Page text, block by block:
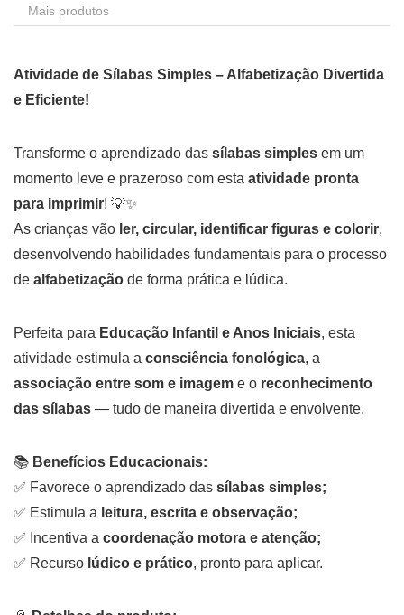
Mais produtos
Atividade de Sílabas Simples – Alfabetização Divertida
e Eficiente!
Transforme o aprendizado das sílabas simples em um
momento leve e prazeroso com esta atividade pronta
para imprimir! 💡✨
As crianças vão ler, circular, identificar figuras e colorir,
desenvolvendo habilidades fundamentais para o processo
de alfabetização de forma prática e lúdica.
Perfeita para Educação Infantil e Anos Iniciais, esta
atividade estimula a consciência fonológica, a
associação entre som e imagem e o reconhecimento
das sílabas — tudo de maneira divertida e envolvente.
📚 Benefícios Educacionais:
✅ Favorece o aprendizado das sílabas simples;
✅ Estimula a leitura, escrita e observação;
✅ Incentiva a coordenação motora e atenção;
✅ Recurso lúdico e prático, pronto para aplicar.